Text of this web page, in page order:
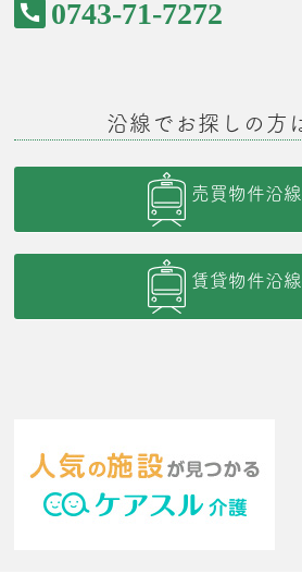
0743-71-7272
沿線でお探しの方
売買物件沿
賃貸物件沿